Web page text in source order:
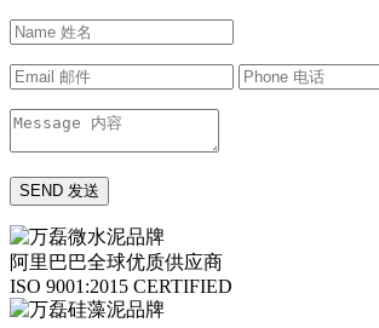
阿里巴巴全球优质供应商
ISO 9001:2015 CERTIFIED